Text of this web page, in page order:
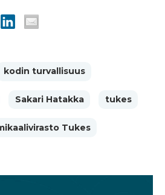
kodin turvallisuus
Sakari Hatakka tukes
Tukes